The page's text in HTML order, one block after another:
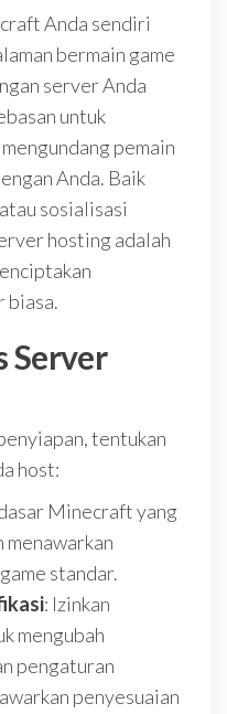
Anda sendiri
bermain game
server Anda
untuk
pemain
Anda. Baik
sosialisasi
hosting adalah
biasa.
Server
tentukan
host:
Minecraft yang
standar.
: Izinkan
mengubah
pengaturan
penyesuaian